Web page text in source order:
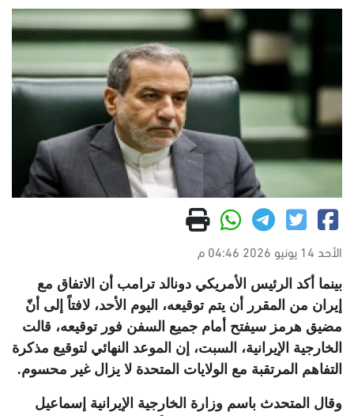
الأحد 14 يونيو 2026 04:46 م
بينما أكد الرئيس الأمريكي دونالد ترامب أن الاتفاق مع
إيران من المقرر أن يتم توقيعه، اليوم الأحد، لافتاً إلى أنّ
مضيق هرمز سيفتح أمام جميع السفن فور توقيعه، قالت
الخارجية الإيرانية، السبت، إن الموعد النهائي لتوقيع مذكرة
التفاهم المرتقبة مع الولايات المتحدة لا يزال غير محسوم.
وقال المتحدث باسم وزارة الخارجية الإيرانية إسماعيل